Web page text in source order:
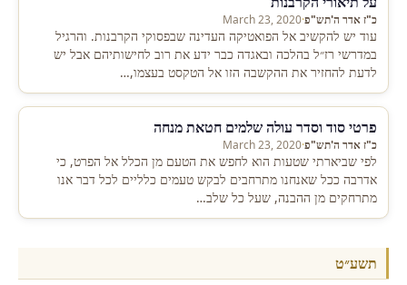
כ"ז אדר ה'תש"פ·
March 23, 2020
עוד יש להקשיב אל הפואטיקה העדינה שבפסוקי הקרבנות. והרגיל
במדרשי רז״ל בהלכה ובאגדה כבר ידע את רוב לחישותיהם אבל יש
לדעת להחזיר את ההקשבה הזו אל הטקסט בעצמו,…
פרטי סוד וסדר עולה שלמים חטאת מנחה
כ"ז אדר ה'תש"פ·
March 23, 2020
לפי שביארתי שטעות הוא לחפש את הטעם מן הכלל אל הפרט, כי
אדרבה ככל שאנחנו מתרחבים לבקש טעמים כלליים לכל דבר אנו
מתרחקים מן ההבנה, שעל כל שלב…
תשע״ט